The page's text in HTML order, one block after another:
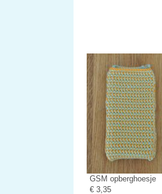
GSM opberghoesje
€ 3,35